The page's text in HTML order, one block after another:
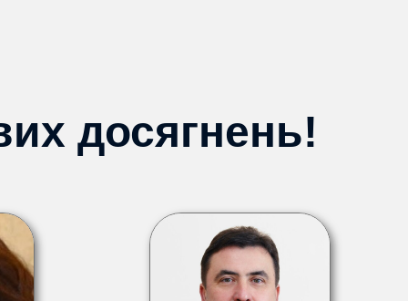
досягнень!